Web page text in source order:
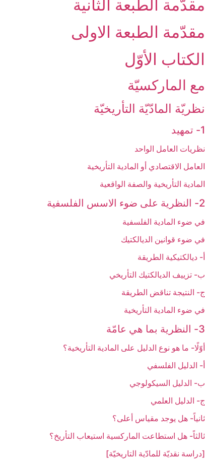
مقدّمة الطبعة الثانية
مقدّمة الطبعة الاولى‏
الكتاب الأوّل‏
مع الماركسيّة
نظريّة المادّيّة التأريخيّة
1- تمهيد
نظريات العامل الواحد
العامل الاقتصادي أو المادية التأريخية
المادية التأريخية والصفة الواقعية
2- النظرية على ضوء الاسس الفلسفية
في ضوء المادية الفلسفية
في ضوء قوانين الديالكتيك
أ- ديالكتيكية الطريقة
ب- تزييف الديالكتيك التأريخي
ج- النتيجة تناقض الطريقة
في ضوء المادية التأريخية
3- النظرية بما هي عامّة
أوّلًا- ما هو نوع الدليل على المادية التأريخية؟
أ- الدليل الفلسفي
ب- الدليل السيكولوجي
ج- الدليل العلمي
ثانياً- هل يوجد مقياس أعلى؟
ثالثاً- هل استطاعت الماركسية استيعاب التأريخ؟
[دراسة نقديّة للمادّية التاريخيّة]